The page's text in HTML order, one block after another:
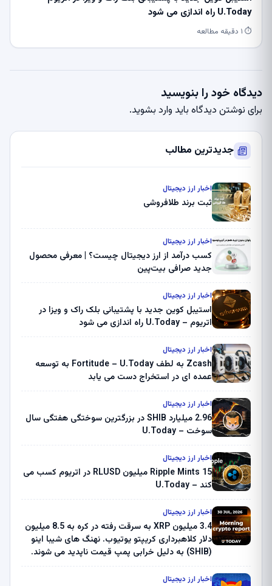
U.Today راه اندازی می شود
⏱ ۱ دقیقه مطالعه
دیدگاه خود را بنویسید
برای نوشتن دیدگاه باید وارد بشوید.
جدیدترین مطالب
اخبار ارز دیجیتال
ثبت برند طلافروشی
اخبار ارز دیجیتال
کسب درآمد از ارز دیجیتال چیست؟ | معرفی محصول
جدید صرافی بیت‌پین
اخبار ارز دیجیتال
استیبل کوین جدید با پشتیبانی بلک راک و ویزا در
اتریوم – U.Today راه اندازی می شود
اخبار ارز دیجیتال
Zcash به لطف Fortitude – U.Today به توسعه
عمده ای در استخراج دست می یابد
اخبار ارز دیجیتال
2.96 میلیارد SHIB در بزرگترین سوختگی هفتگی سال
سوخت – U.Today
اخبار ارز دیجیتال
Ripple Mints 15 میلیون RLUSD در اتریوم کسب می
کند – U.Today
اخبار ارز دیجیتال
3.4 میلیون XRP به سرقت رفته در کره به 8.5 میلیون
دلار کلاهبرداری کریپتو یوتیوب. نهنگ های شیبا اینو
(SHIB) به دلیل خرابی پمپ قیمت ناپدید می شوند.
ثبت کرد – گزارش کریپتو صبح – U.Today
اخبار ارز دیجیتال